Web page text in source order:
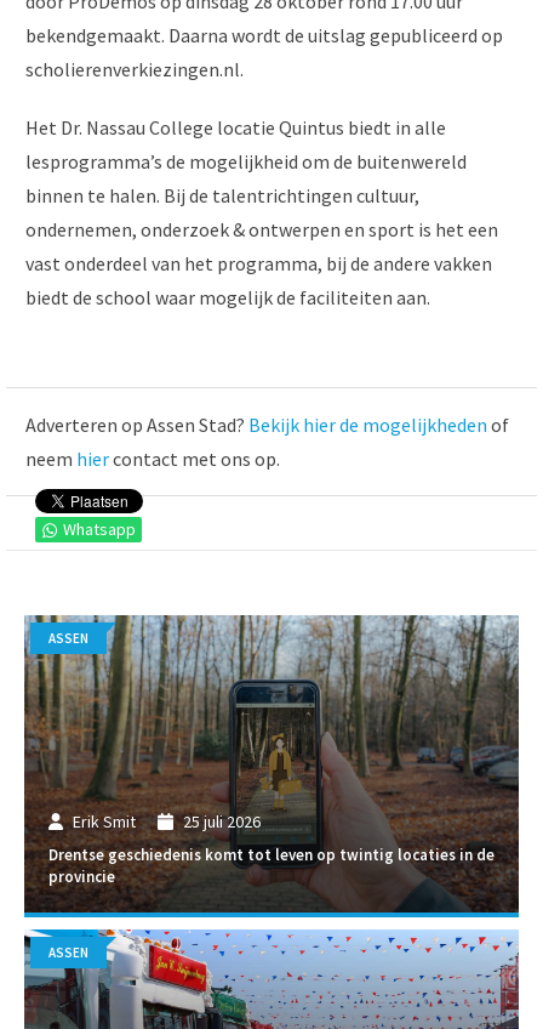
bekendgemaakt. Daarna wordt de uitslag gepubliceerd op
scholierenverkiezingen.nl.
Het Dr. Nassau College locatie Quintus biedt in alle
lesprogramma’s de mogelijkheid om de buitenwereld
binnen te halen. Bij de talentrichtingen cultuur,
ondernemen, onderzoek & ontwerpen en sport is het een
vast onderdeel van het programma, bij de andere vakken
biedt de school waar mogelijk de faciliteiten aan.
Whatsapp
Adverteren op Assen Stad? Bekijk hier de mogelijkheden of
neem hiercontact met ons op.
Erik Smit 25 juli 2026
Drentse geschiedenis komt tot leven op twintig locaties in de
provincie
ASSEN
ASSEN